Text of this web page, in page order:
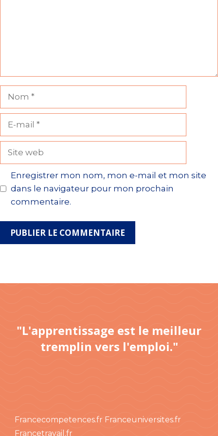
Nom
Site
Enregistrer mon nom, mon e-mail et mon site
dans le navigateur pour mon prochain
commentaire.
"L'apprentissage est le meilleur
tremplin vers l'emploi."
Francecompetences.fr Franceuniversites.fr
Francetravail.fr